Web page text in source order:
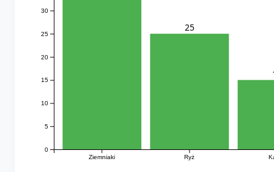
Ziemniaki Ryż
0
5
10
15
20
25
30
25